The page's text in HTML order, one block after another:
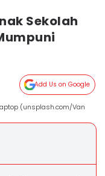
Sekolah
Add Us on Google
(unsplash.com/Van